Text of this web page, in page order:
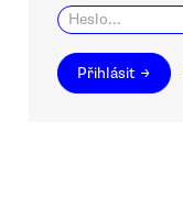
Přihlásit →